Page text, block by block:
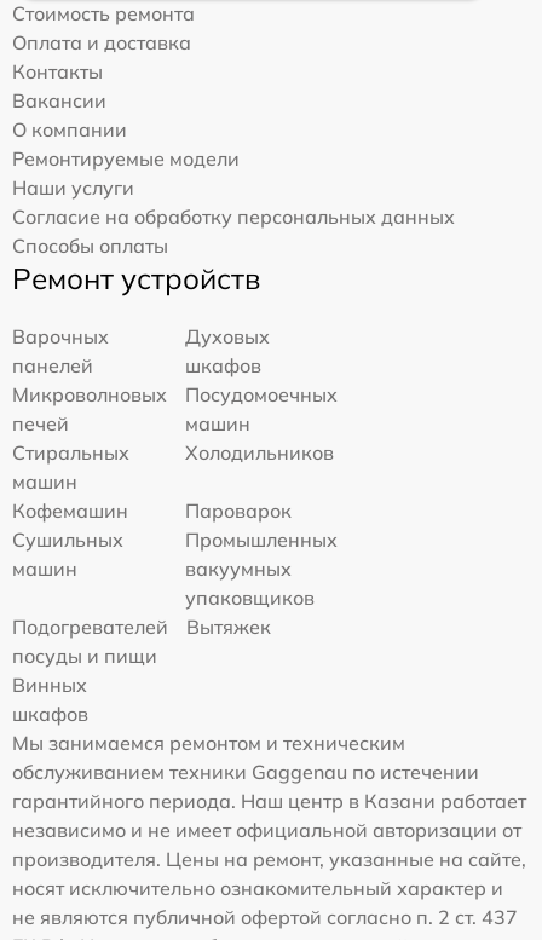
Стоимость ремонта
Оплата и доставка
Контакты
Вакансии
О компании
Ремонтируемые модели
Наши услуги
Согласие на обработку персональных данных
Способы оплаты
Ремонт устройств
Варочных
панелей
Духовых
шкафов
Микроволновых
печей
Посудомоечных
машин
Стиральных
машин
Холодильников
Кофемашин
Пароварок
Сушильных
машин
Промышленных
вакуумных
упаковщиков
Подогревателей
посуды и пищи
Вытяжек
Винных
шкафов
Мы занимаемся ремонтом и техническим
обслуживанием техники Gaggenau по истечении
гарантийного периода. Наш центр в Казани работает
независимо и не имеет официальной авторизации от
производителя. Цены на ремонт, указанные на сайте,
носят исключительно ознакомительный характер и
не являются публичной офертой согласно п. 2 ст. 437